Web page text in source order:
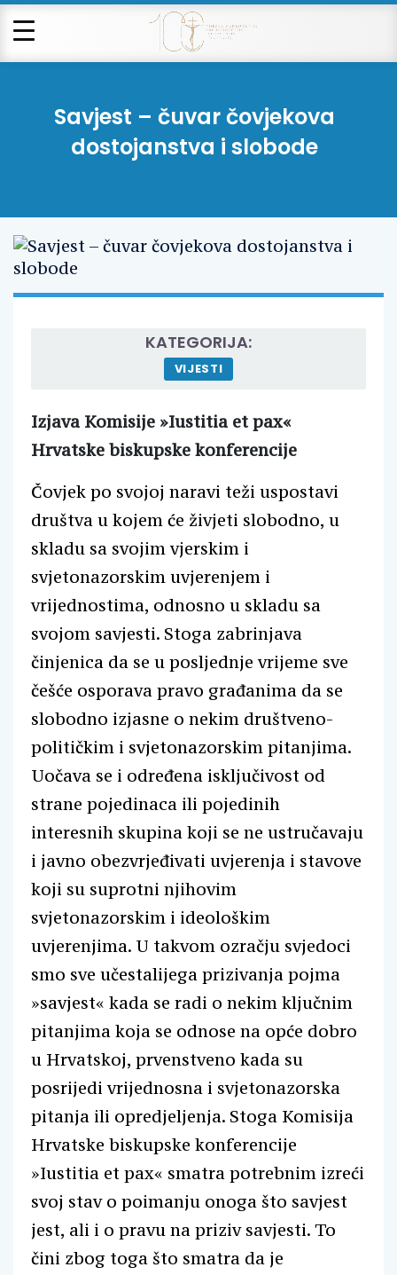
Savjest – čuvar čovjekova
dostojanstva i slobode
KATEGORIJA:
VIJESTI
Izjava Komisije »Iustitia et pax«
Hrvatske biskupske konferencije
Čovjek po svojoj naravi teži uspostavi
društva u kojem će živjeti slobodno, u
skladu sa svojim vjerskim i
svjetonazorskim uvjerenjem i
vrijednostima, odnosno u skladu sa
svojom savjesti. Stoga zabrinjava
činjenica da se u posljednje vrijeme sve
češće osporava pravo građanima da se
slobodno izjasne o nekim društveno-
političkim i svjetonazorskim pitanjima.
Uočava se i određena isključivost od
strane pojedinaca ili pojedinih
interesnih skupina koji se ne ustručavaju
i javno obezvrjeđivati uvjerenja i stavove
koji su suprotni njihovim
svjetonazorskim i ideološkim
uvjerenjima. U takvom ozračju svjedoci
smo sve učestalijega prizivanja pojma
»savjest« kada se radi o nekim ključnim
pitanjima koja se odnose na opće dobro
u Hrvatskoj, prvenstveno kada su
posrijedi vrijednosna i svjetonazorska
pitanja ili opredjeljenja. Stoga Komisija
Hrvatske biskupske konferencije
»Iustitia et pax« smatra potrebnim izreći
svoj stav o poimanju onoga što savjest
jest, ali i o pravu na priziv savjesti. To
čini zbog toga što smatra da je